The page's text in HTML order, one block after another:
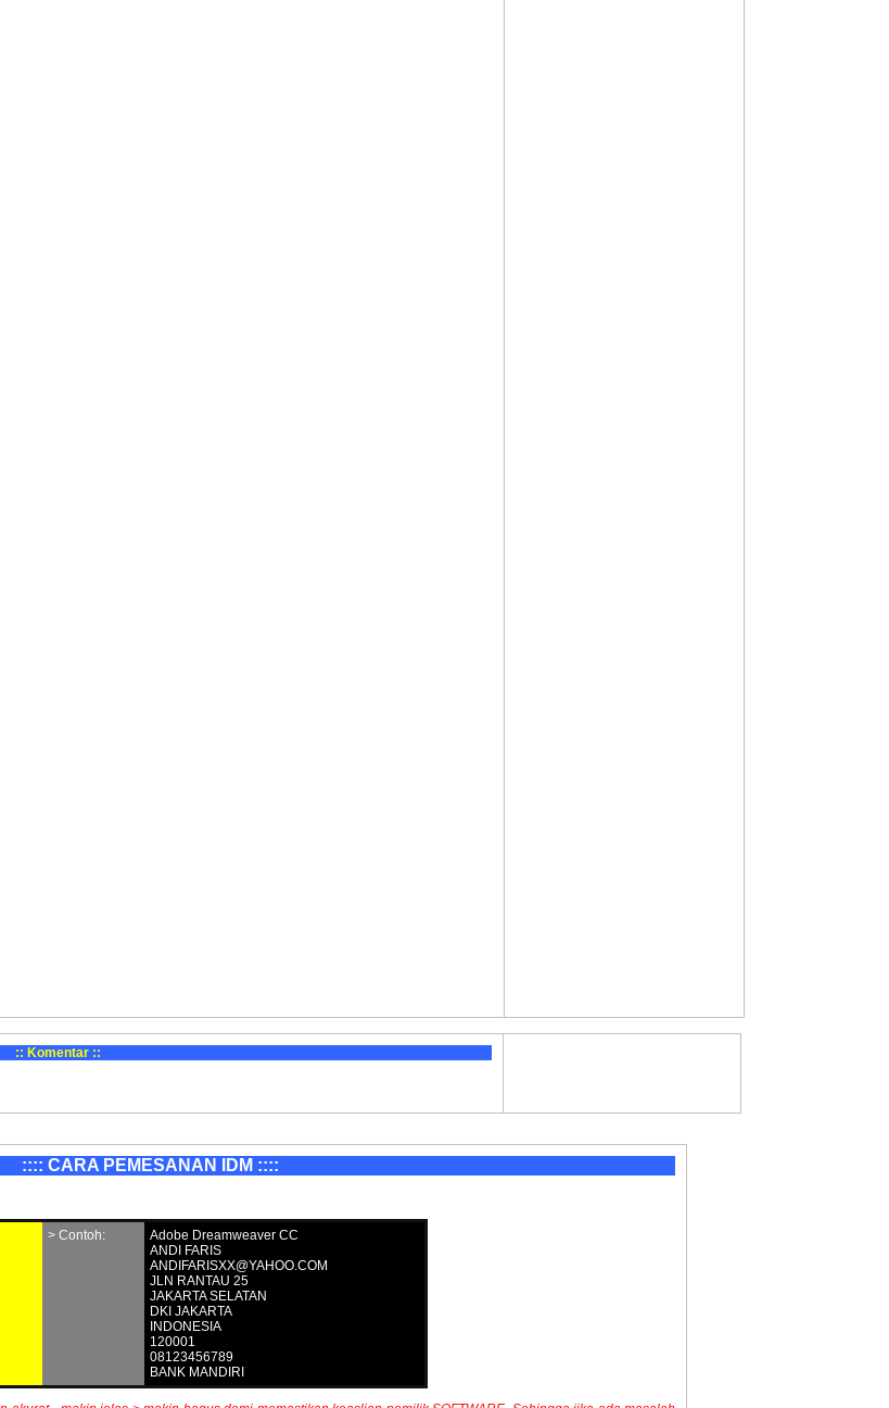
:: Komentar ::
:::: CARA PEMESANAN IDM ::::
> Contoh:
Adobe Dreamweaver CC
ANDI FARIS
ANDIFARISXX@YAHOO.COM
JLN RANTAU 25
JAKARTA SELATAN
DKI JAKARTA
INDONESIA
120001
08123456789
BANK MANDIRI